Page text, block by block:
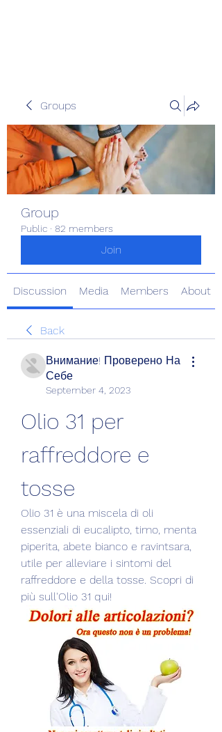
Groups
Group
Public · 82 members
Join
Discussion Media Members About
Back
Внимание! Проверено На
Себе
September 4, 2023
Olio 31 per
raffreddore e
tosse
Olio 31 è una miscela di oli
essenziali di eucalipto, timo, menta
piperita, abete bianco e ravintsara,
utile per alleviare i sintomi del
raffreddore e della tosse. Scopri di
più sull'Olio 31 qui!